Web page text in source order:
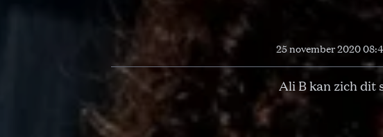
25 november 2020
Ali B kan zich dit